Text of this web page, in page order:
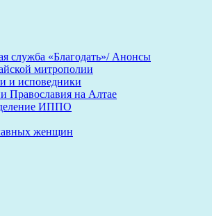
служба «Благодать»/ Анонсы
митрополии
и исповедники
Православия на Алтае
ИППО
женщин